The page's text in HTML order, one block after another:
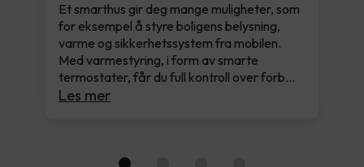
Et smarthus gir deg mange muligheter, som
for eksempel å styre boligens belysning,
varme og sikkerhetssystem fra mobilen.
Med varmestyring, i form av smarte
termostater, får du full kontroll over forb…
Les mer